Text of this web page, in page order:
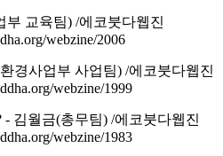
부 교육팀) /에코붓다웹진
webzine/2006
경사업부 사업팀) /에코붓다웹진
webzine/1999
김월금(총무팀) /에코붓다웹진
webzine/1983